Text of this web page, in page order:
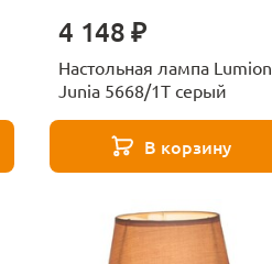
4 148 ₽
Настольная лампа Lumion
Junia 5668/1T серый
В корзину